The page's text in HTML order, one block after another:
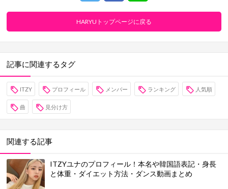
HARYUトップページに戻る
記事に関連するタグ
ITZY プロフィール メンバー ランキング 人気順
曲 見分け方
関連する記事
ITZYユナのプロフィール！本名や韓国語表記・身長
と体重・ダイエット方法・ダンス動画まとめ